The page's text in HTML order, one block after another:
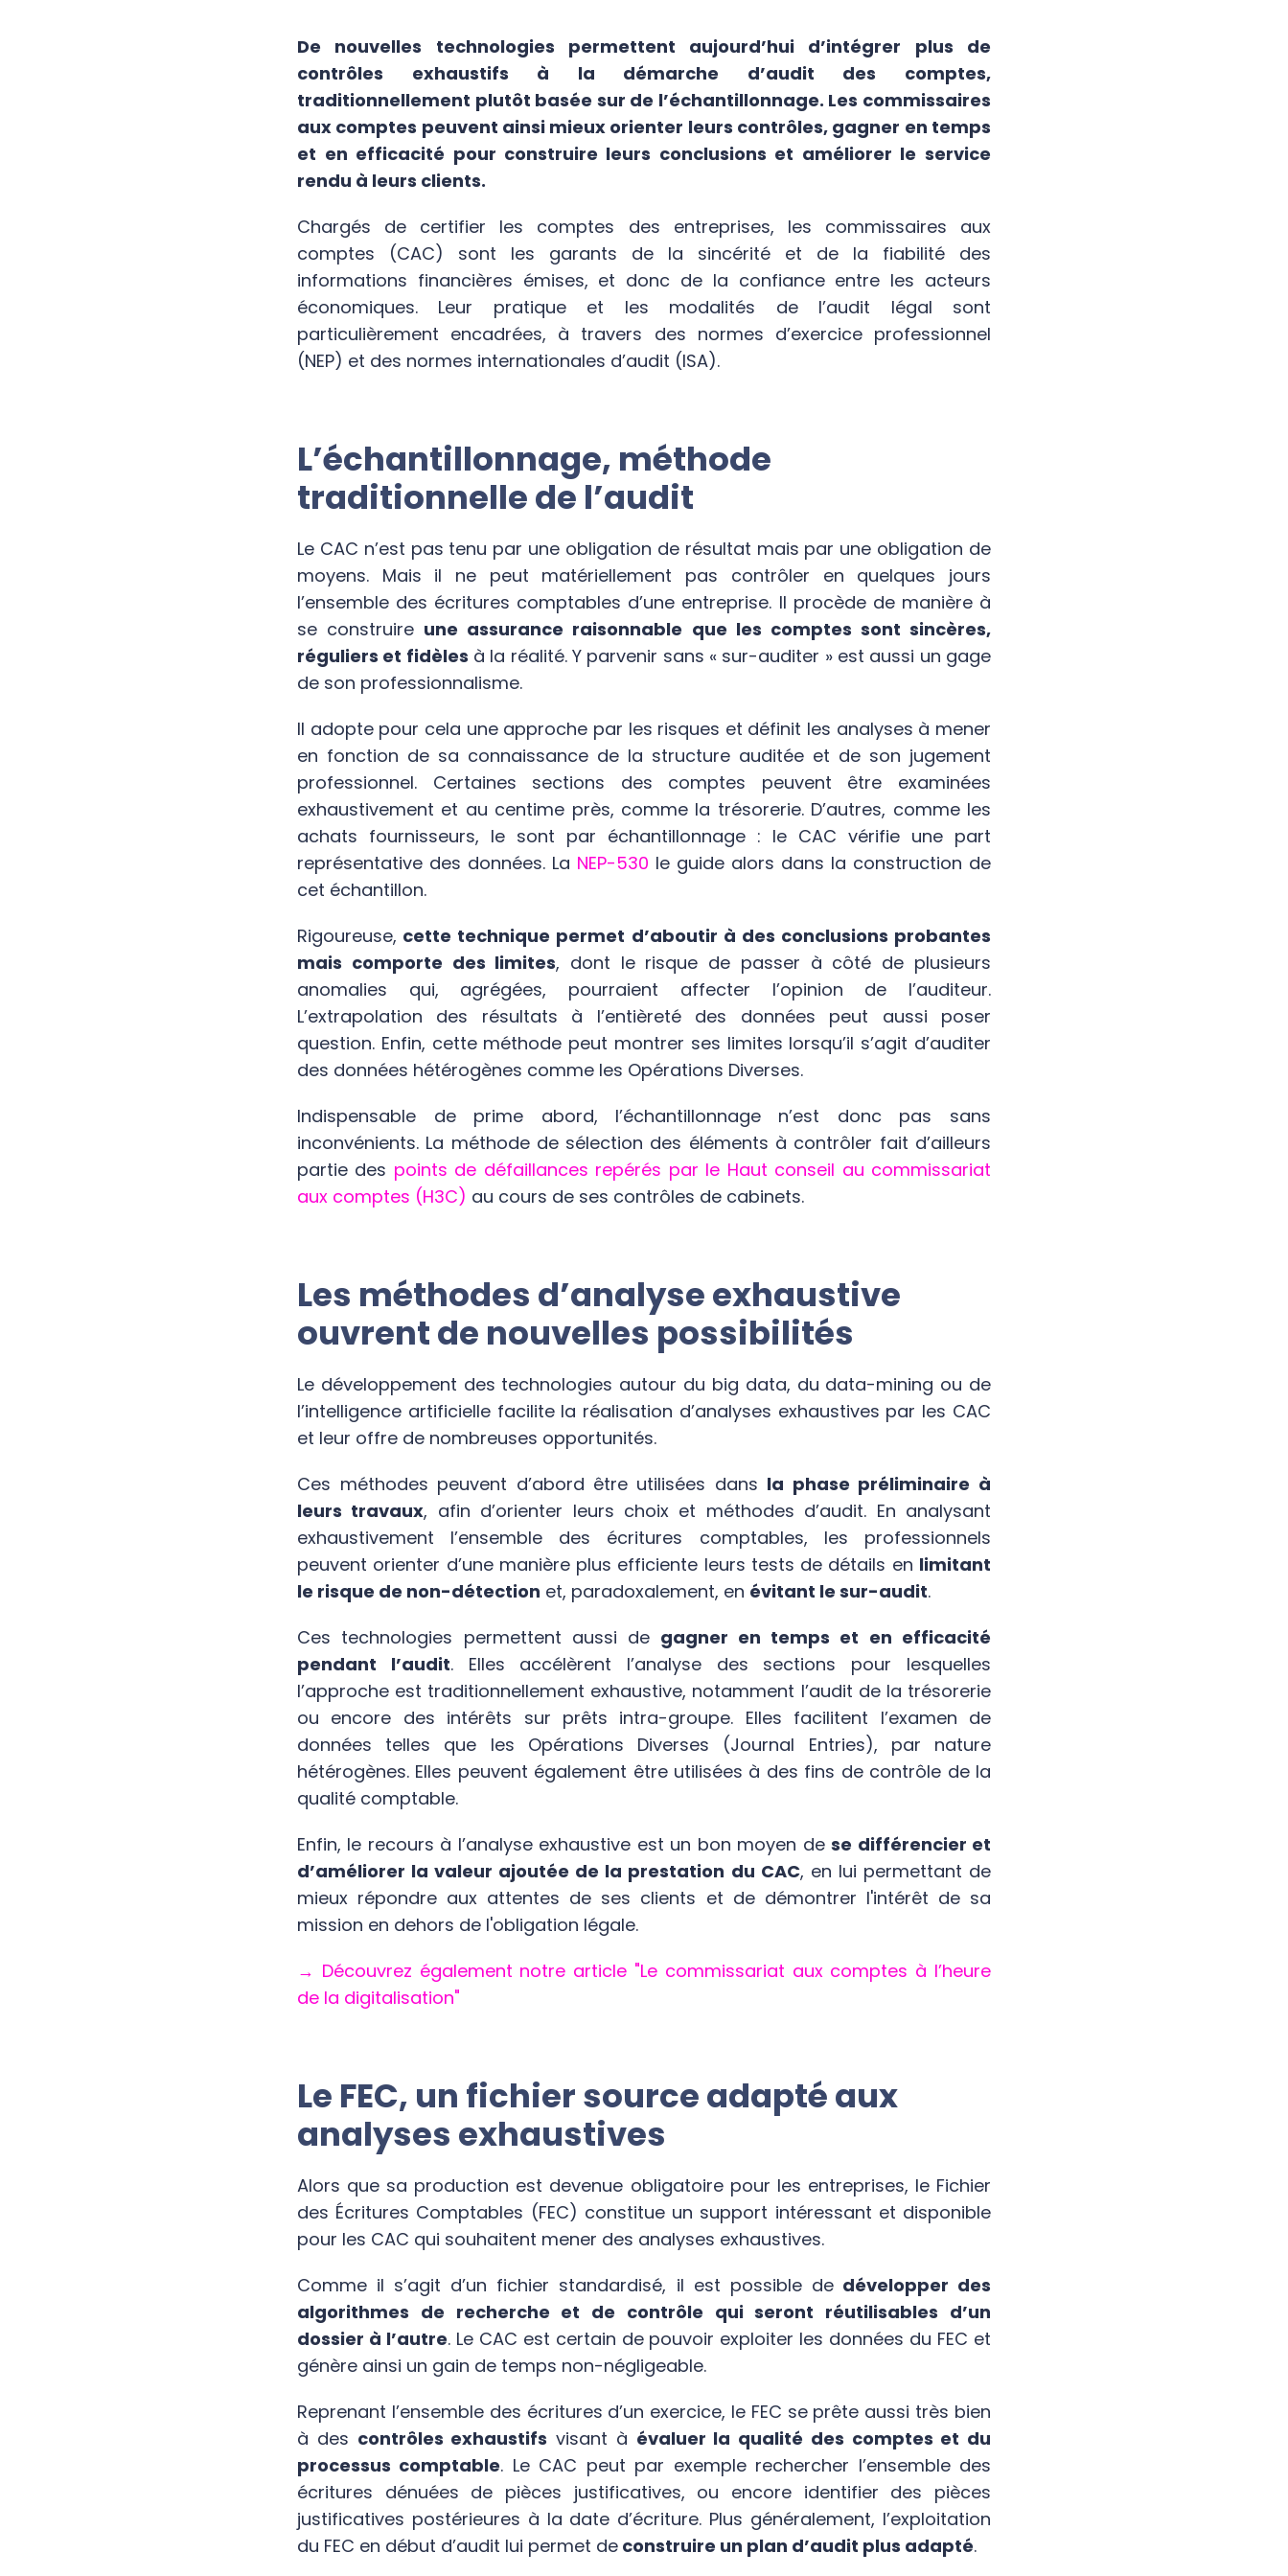
De nouvelles technologies permettent aujourd’hui d’intégrer plus de
contrôles exhaustifs à la démarche d’audit des comptes,
traditionnellement plutôt basée sur de l’échantillonnage. Les commissaires
aux comptes peuvent ainsi mieux orienter leurs contrôles, gagner en temps
et en efficacité pour construire leurs conclusions et améliorer le service
rendu à leurs clients.
Chargés de certifier les comptes des entreprises, les commissaires aux
comptes (CAC) sont les garants de la sincérité et de la fiabilité des
informations financières émises, et donc de la confiance entre les acteurs
économiques. Leur pratique et les modalités de l’audit légal sont
particulièrement encadrées, à travers des normes d’exercice professionnel
(NEP) et des normes internationales d’audit (ISA).
L’échantillonnage, méthode
traditionnelle de l’audit
Le CAC n’est pas tenu par une obligation de résultat mais par une obligation de
moyens. Mais il ne peut matériellement pas contrôler en quelques jours
l’ensemble des écritures comptables d’une entreprise. Il procède de manière à
se construire une assurance raisonnable que les comptes sont sincères,
réguliers et fidèles à la réalité. Y parvenir sans « sur-auditer » est aussi un gage
de son professionnalisme.
Il adopte pour cela une approche par les risques et définit les analyses à mener
en fonction de sa connaissance de la structure auditée et de son jugement
professionnel. Certaines sections des comptes peuvent être examinées
exhaustivement et au centime près, comme la trésorerie. D’autres, comme les
achats fournisseurs, le sont par échantillonnage : le CAC vérifie une part
représentative des données. La NEP-530 le guide alors dans la construction de
cet échantillon.
Rigoureuse, cette technique permet d’aboutir à des conclusions probantes
mais comporte des limites, dont le risque de passer à côté de plusieurs
anomalies qui, agrégées, pourraient affecter l’opinion de l’auditeur.
L’extrapolation des résultats à l’entièreté des données peut aussi poser
question. Enfin, cette méthode peut montrer ses limites lorsqu’il s’agit d’auditer
des données hétérogènes comme les Opérations Diverses.
Indispensable de prime abord, l’échantillonnage n’est donc pas sans
inconvénients. La méthode de sélection des éléments à contrôler fait d’ailleurs
partie des points de défaillances repérés par le Haut conseil au commissariat
aux comptes (H3C) au cours de ses contrôles de cabinets.
Les méthodes d’analyse exhaustive
ouvrent de nouvelles possibilités
Le développement des technologies autour du big data, du data-mining ou de
l’intelligence artificielle facilite la réalisation d’analyses exhaustives par les CAC
et leur offre de nombreuses opportunités.
Ces méthodes peuvent d’abord être utilisées dans la phase préliminaire à
leurs travaux, afin d’orienter leurs choix et méthodes d’audit. En analysant
exhaustivement l’ensemble des écritures comptables, les professionnels
peuvent orienter d’une manière plus efficiente leurs tests de détails en limitant
le risque de non-détection et, paradoxalement, en évitant le sur-audit.
Ces technologies permettent aussi de gagner en temps et en efficacité
pendant l’audit. Elles accélèrent l’analyse des sections pour lesquelles
l’approche est traditionnellement exhaustive, notamment l’audit de la trésorerie
ou encore des intérêts sur prêts intra-groupe. Elles facilitent l’examen de
données telles que les Opérations Diverses (Journal Entries), par nature
hétérogènes. Elles peuvent également être utilisées à des fins de contrôle de la
qualité comptable.
Enfin, le recours à l’analyse exhaustive est un bon moyen de se différencier et
d’améliorer la valeur ajoutée de la prestation du CAC, en lui permettant de
mieux répondre aux attentes de ses clients et de démontrer l'intérêt de sa
mission en dehors de l'obligation légale.
→ Découvrez également notre article "Le commissariat aux comptes à l’heure
de la digitalisation"
Le FEC, un fichier source adapté aux
analyses exhaustives
Alors que sa production est devenue obligatoire pour les entreprises, le Fichier
des Écritures Comptables (FEC) constitue un support intéressant et disponible
pour les CAC qui souhaitent mener des analyses exhaustives.
Comme il s’agit d’un fichier standardisé, il est possible de développer des
algorithmes de recherche et de contrôle qui seront réutilisables d’un
dossier à l’autre. Le CAC est certain de pouvoir exploiter les données du FEC et
génère ainsi un gain de temps non-négligeable.
Reprenant l’ensemble des écritures d’un exercice, le FEC se prête aussi très bien
à des contrôles exhaustifs visant à évaluer la qualité des comptes et du
processus comptable. Le CAC peut par exemple rechercher l’ensemble des
écritures dénuées de pièces justificatives, ou encore identifier des pièces
justificatives postérieures à la date d’écriture. Plus généralement, l’exploitation
du FEC en début d’audit lui permet de construire un plan d’audit plus adapté.